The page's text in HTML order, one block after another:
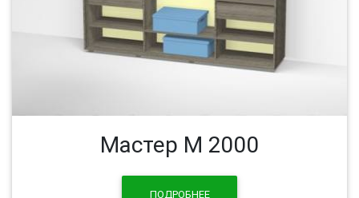
Мастер М 2000
ПОДРОБНЕЕ